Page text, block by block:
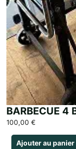
BARBECUE 4
100,00 €
Ajouter au panier